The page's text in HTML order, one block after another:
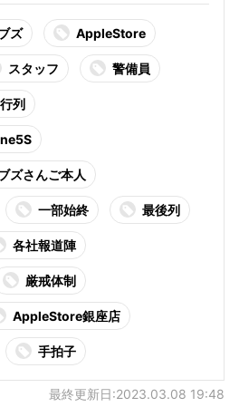
ズ AppleStore
スタッフ 警備員
行列
ズさんご本人
一部始終 最後列
各社報道陣
厳戒体制
AppleStore銀座店
手拍子
最終更新日:2023.03.08 19:48